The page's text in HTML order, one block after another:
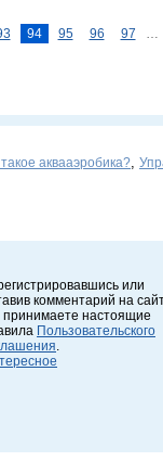
94 95 96 97
аквааэробика?
или
комментарий на
настоящие
Пользовательского